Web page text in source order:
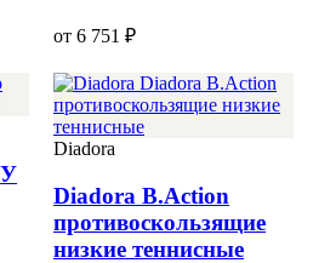
от 6 751 ₽
Diadora
Diadora B.Action
противоскользящие
низкие теннисные